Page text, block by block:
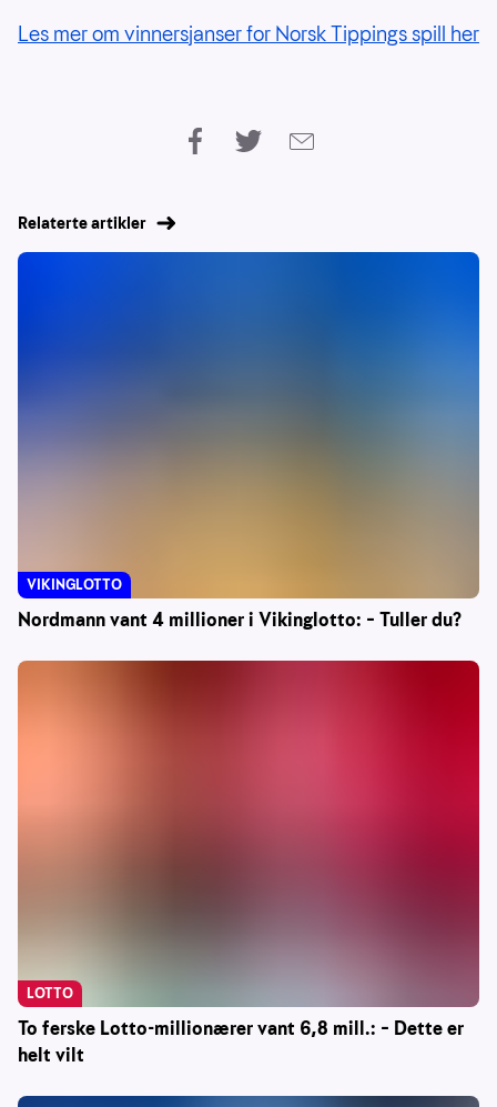
Les mer om vinnersjanser for Norsk Tippings spill her
Relaterte artikler
Nordmann vant 4 millioner i Vikinglotto: – Tuller du?
VIKINGLOTTO
To ferske Lotto-millionærer vant 6,8 mill.: – Dette er
helt vilt
LOTTO